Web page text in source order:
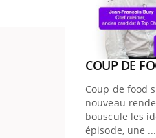
de bilan de
Youtube
COUP DE
Coup de food
nouveau
bouscule les
épisode, une ...